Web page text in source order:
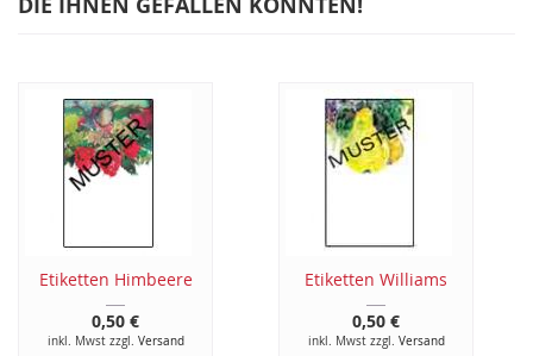
Etiketten Himbeere
0,50 €
inkl. Mwst zzgl. Versand
Etiketten Williams
0,50 €
inkl. Mwst zzgl. Versand